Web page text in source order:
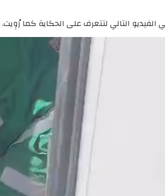
التالي لتتعرف على الحكاية كما رُوِيت.